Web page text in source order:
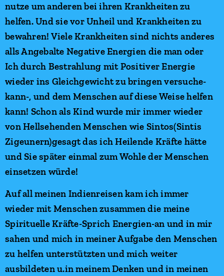
nutze um anderen bei ihren Krankheiten zu
helfen. Und sie vor Unheil und Krankheiten zu
bewahren! Viele Krankheiten sind nichts anderes
alls Angebalte Negative Energien die man oder
Ich durch Bestrahlung mit Positiver Energie
wieder ins Gleichgewicht zu bringen versuche-
kann-, und dem Menschen auf diese Weise helfen
kann! Schon als Kind wurde mir immer wieder
von Hellsehenden Menschen wie Sintos(Sintis
Zigeunern)gesagt das ich Heilende Kräfte hätte
und Sie später einmal zum Wohle der Menschen
einsetzen würde!
Auf all meinen Indienreisen kam ich immer
wieder mit Menschen zusammen die meine
Spirituelle Kräfte-Sprich Energien-an und in mir
sahen und mich in meiner Aufgabe den Menschen
zu helfen unterstützten und mich weiter
ausbildeten u.in meinem Denken und in meinen